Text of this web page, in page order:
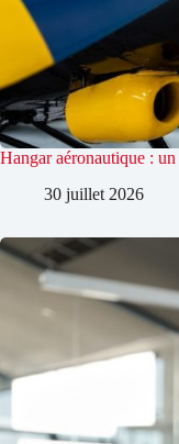
Hangar aéronautique :
30 juillet 2026